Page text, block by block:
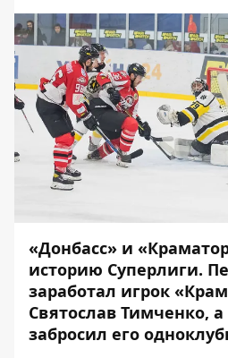
«Донбасс» и
историю Суперлиги.
заработал игрок
Святослав Тимченко,
забросил его